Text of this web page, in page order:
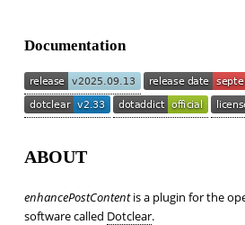
Documentation
ABOUT
enhancePostContentis a plugin for the
software called Dotclear.